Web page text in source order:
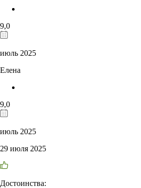
9,0
июль 2025
Елена
9,0
июль 2025
29 июля 2025
Достоинства: